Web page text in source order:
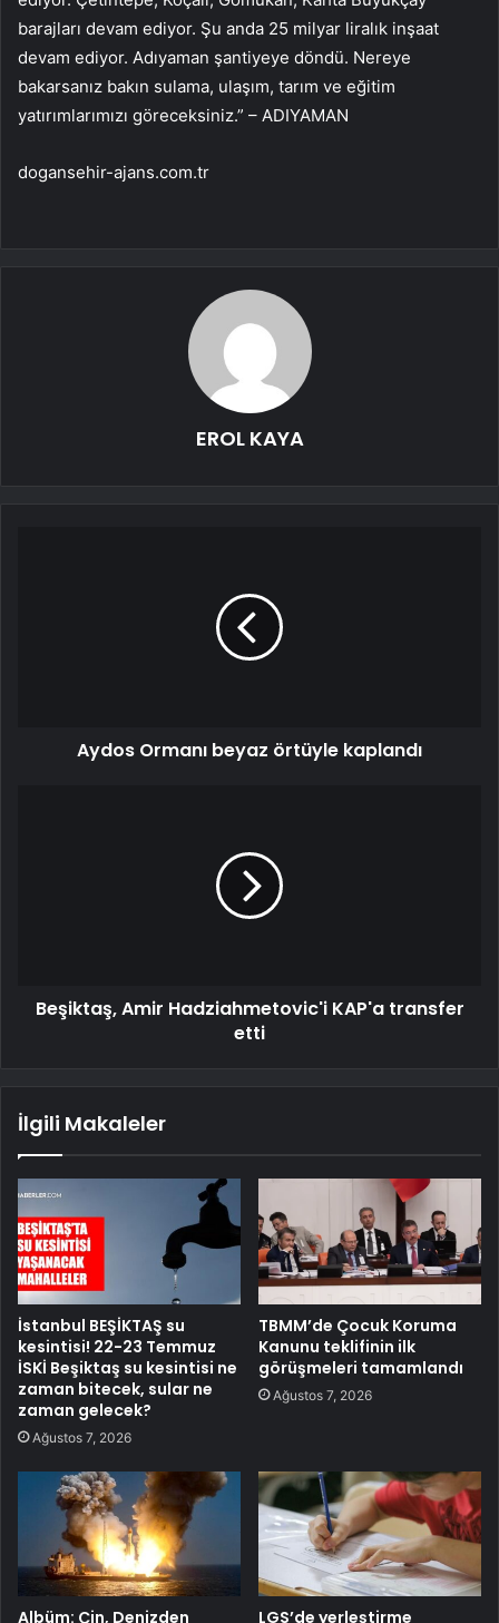
barajları devam ediyor. Şu anda 25 milyar liralık inşaat
devam ediyor. Adıyaman şantiyeye döndü. Nereye
bakarsanız bakın sulama, ulaşım, tarım ve eğitim
yatırımlarımızı göreceksiniz.” – ADIYAMAN
dogansehir-ajans.com.tr
EROL KAYA
Aydos Ormanı beyaz örtüyle kaplandı
Beşiktaş, Amir Hadziahmetovic'i KAP'a transfer
etti
İlgili Makaleler
İstanbul BEŞİKTAŞ su
kesintisi! 22-23 Temmuz
İSKİ Beşiktaş su kesintisi ne
zaman bitecek, sular ne
zaman gelecek?
Ağustos 7, 2026
TBMM’de Çocuk Koruma
Kanunu teklifinin ilk
görüşmeleri tamamlandı
Ağustos 7, 2026
Albüm: Çin, Denizden LGS’de yerleştirme